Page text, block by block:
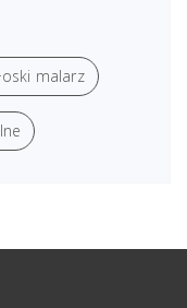
malarz